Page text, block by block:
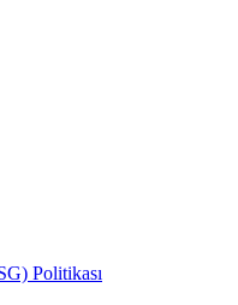
Politikası